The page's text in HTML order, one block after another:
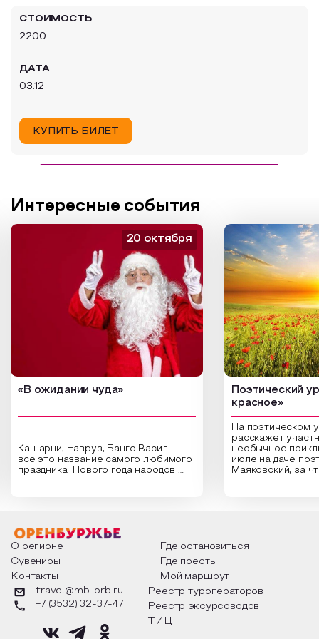
Образовательный туризм
Маршруты от экскурсоводов
Доступная среда
СТОИМОСТЬ
2200
ДАТА
03.12
КУПИТЬ БИЛЕТ
Интересные события
«В ожидании чуда»
Кашарни, Навруз, Банго Васил –
все это название самого любимого
праздника Нового года народов
о том, как встречают новый год в
разных уголках страны, какие
обряды совершают на удачу и
благополучие, в чем схожи и
различаются традиции. Кто такой
Дед Мороз и откуда он пришел, как
его называют в разных уголках
страны и как появились елочные
20 октября
Поэтический
красное»
На поэтическом
расскажет
необычное
июле на даче
Маяковский, за
Твардовского и
каждой строчке
восхищение
яркому времени
О регионе
Где остановиться
Сувениры
Где поесть
Контакты
Мой маршрут
travel@mb-orb.ru
+7 (3532) 32-37-47
Реестр туроператоров
Реестр эксурсоводов
ТИЦ